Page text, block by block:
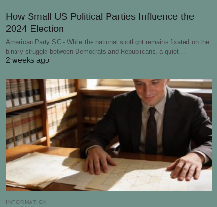
How Small US Political Parties Influence the
2024 Election
American Party SC - While the national spotlight remains fixated on the
binary struggle between Democrats and Republicans, a quiet…
2 weeks ago
INFORMATION